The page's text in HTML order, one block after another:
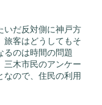
いだ反対側に神戸方
旅客はどうしてもそ
るのは時間の問題
三木市民のアンケー
なので、住民の利用